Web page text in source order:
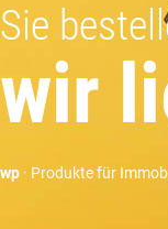
Sie
wir
wp · Produkte für